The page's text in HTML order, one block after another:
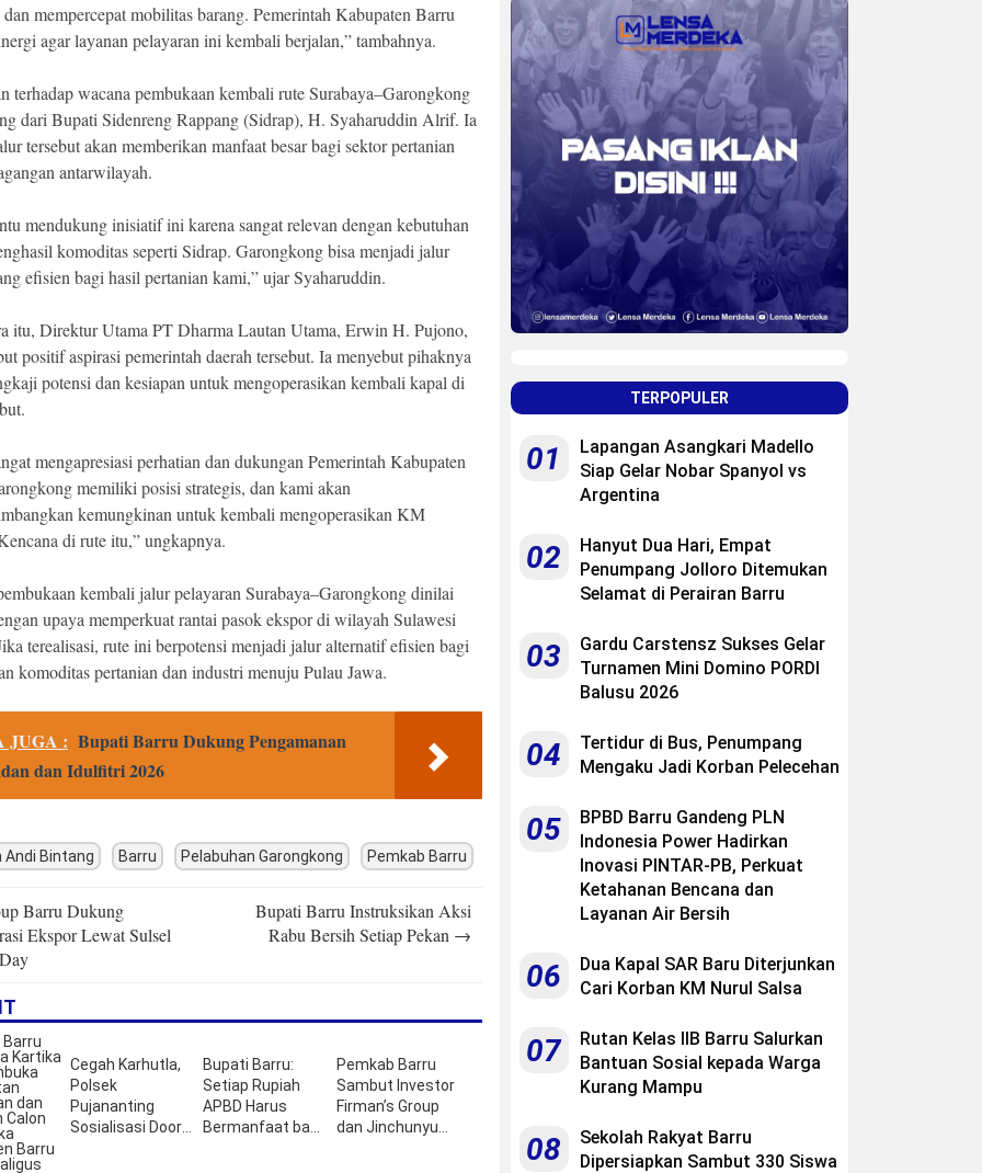
mempercepat mobilitas barang. Pemerintah Kabupaten Barru
agar layanan pelayaran ini kembali berjalan,” tambahnya.
terhadap wacana pembukaan kembali rute Surabaya–Garongkong
dari Bupati Sidenreng Rappang (Sidrap), H. Syaharuddin Alrif. Ia
tersebut akan memberikan manfaat besar bagi sektor pertanian
antarwilayah.
mendukung inisiatif ini karena sangat relevan dengan kebutuhan
komoditas seperti Sidrap. Garongkong bisa menjadi jalur
efisien bagi hasil pertanian kami,” ujar Syaharuddin.
itu, Direktur Utama PT Dharma Lautan Utama, Erwin H. Pujono,
positif aspirasi pemerintah daerah tersebut. Ia menyebut pihaknya
potensi dan kesiapan untuk mengoperasikan kembali kapal di
mengapresiasi perhatian dan dukungan Pemerintah Kabupaten
memiliki posisi strategis, dan kami akan
kemungkinan untuk kembali mengoperasikan KM
di rute itu,” ungkapnya.
kembali jalur pelayaran Surabaya–Garongkong dinilai
upaya memperkuat rantai pasok ekspor di wilayah Sulawesi
terealisasi, rute ini berpotensi menjadi jalur alternatif efisien bagi
komoditas pertanian dan industri menuju Pulau Jawa.
JUGA : Bupati Barru Dukung Pengamanan
dan Idulfitri 2026
Andi Bintang Barru Pelabuhan Garongkong Pemkab Barru
Barru Dukung
Ekspor Lewat Sulsel
Bupati Barru Instruksikan Aksi
Rabu Bersih Setiap Pekan →
Cegah Karhutla,
Polsek
Pujananting
Sosialisasi Door
Bupati Barru:
Setiap Rupiah
APBD Harus
Bermanfaat bagi
Pemkab Barru
Sambut Investor
Firman’s Group
dan Jinchunyu
TERPOPULER
01
Lapangan Asangkari Madello
Siap Gelar Nobar Spanyol vs
Argentina
02
Hanyut Dua Hari, Empat
Penumpang Jolloro Ditemukan
Selamat di Perairan Barru
03
Gardu Carstensz Sukses Gelar
Turnamen Mini Domino PORDI
Balusu 2026
04
Tertidur di Bus, Penumpang
Mengaku Jadi Korban Pelecehan
05
BPBD Barru Gandeng PLN
Indonesia Power Hadirkan
Inovasi PINTAR-PB, Perkuat
Ketahanan Bencana dan
Layanan Air Bersih
06
Dua Kapal SAR Baru Diterjunkan
Cari Korban KM Nurul Salsa
07
Rutan Kelas IIB Barru Salurkan
Bantuan Sosial kepada Warga
Kurang Mampu
08
Sekolah Rakyat Barru
Dipersiapkan Sambut 330 Siswa